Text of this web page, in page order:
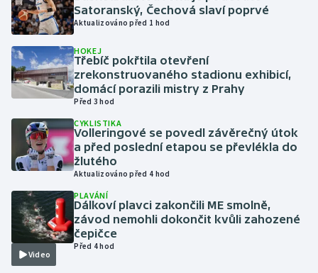
Judo
Krasobruslení
Lezení
Lyže a snowboard
Moderní pětiboj
Motorsport
Olympijské hry
Parasport
Satoranský, Čechová slaví poprvé
Aktualizováno před 1 hod
HOKEJ
Třebíč pokřtila otevření
zrekonstruovaného stadionu exhibicí,
domácí porazili mistry z Prahy
Před 3 hod
CYKLISTIKA
Volleringové se povedl závěrečný útok
a před poslední etapou se převlékla do
žlutého
Aktualizováno před 4 hod
Video
PLAVÁNÍ
Dálkoví plavci zakončili ME smolně,
závod nemohli dokončit kvůli zahozené
čepičce
Před 4 hod